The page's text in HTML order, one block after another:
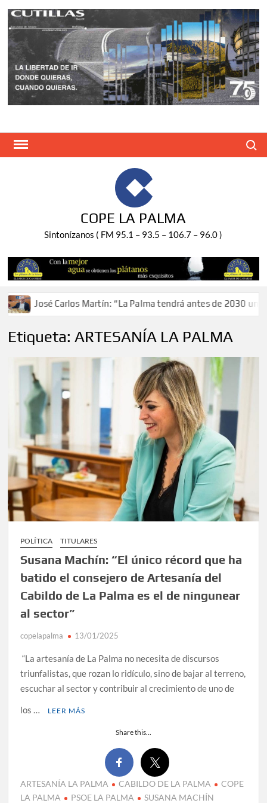
Saltar
contenido
COPE LA PALMA
Sintonízanos ( FM 95.1 – 93.5 – 106.7 – 96.0 )
Martín: “La Palma tendrá antes de 2030 un torneo de ajedrez
Etiqueta:ARTESANÍA LA PALMA
POLÍTICA TITULARES
Susana Machín: “El único récord que ha
batido el consejero de Artesanía del
Cabildo de La Palma es el de ningunear
al sector”
copelapalma 13/01/2025
“La artesanía de La Palma no necesita de discursos
triunfalistas, que rozan lo ridículo, sino de bajar al terreno,
escuchar al sector y contribuir al crecimiento de uno de
los …
LEER MÁS
Share this...
ARTESANÍA LA PALMA CABILDO DE LA PALMA
COPE
LA PALMA
PSOE LA PALMA SUSANA MACHÍN